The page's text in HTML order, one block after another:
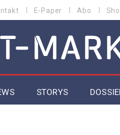
E-Paper Abo
NAVIGATION
STORYS